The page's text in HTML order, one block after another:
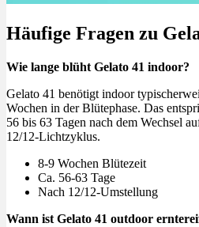
Häufige Fragen zu
Wie lange blüht Gelato 41 indoor?
Gelato 41 benötigt indoor
Wochen in der Blütephase. Das
56 bis 63 Tagen nach dem Wechsel
12/12-Lichtzyklus.
8-9 Wochen Blütezeit
Ca. 56-63 Tage
Nach 12/12-Umstellung
Wann ist Gelato 41 outdoor